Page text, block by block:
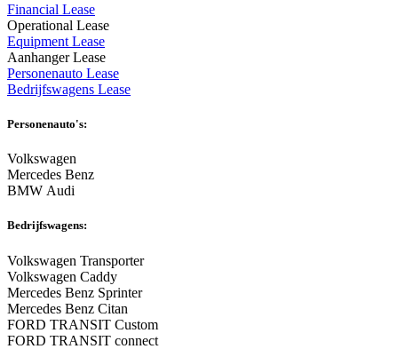
Financial Lease
Operational Lease
Equipment Lease
Aanhanger Lease
Personenauto Lease
Bedrijfswagens Lease
Personenauto's:
Volkswagen
Mercedes Benz
BMW Audi
Bedrijfswagens:
Volkswagen Transporter
Volkswagen Caddy
Mercedes Benz Sprinter
Mercedes Benz Citan
FORD TRANSIT Custom
FORD TRANSIT connect